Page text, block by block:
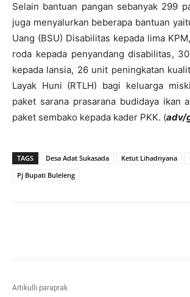
Selain bantuan pangan sebanyak 299
juga menyalurkan beberapa bantuan
Uang (BSU) Disabilitas kepada lima
roda kepada penyandang disabilitas,
kepada lansia, 26 unit peningkatan
Layak Huni (RTLH) bagi keluarga
paket sarana prasarana budidaya ikan
paket sembako kepada kader PKK. (adv/
TAGS Desa Adat Sukasada Ketut Lihadnyana
Pj Bupati Buleleng
Artikulli paraprak